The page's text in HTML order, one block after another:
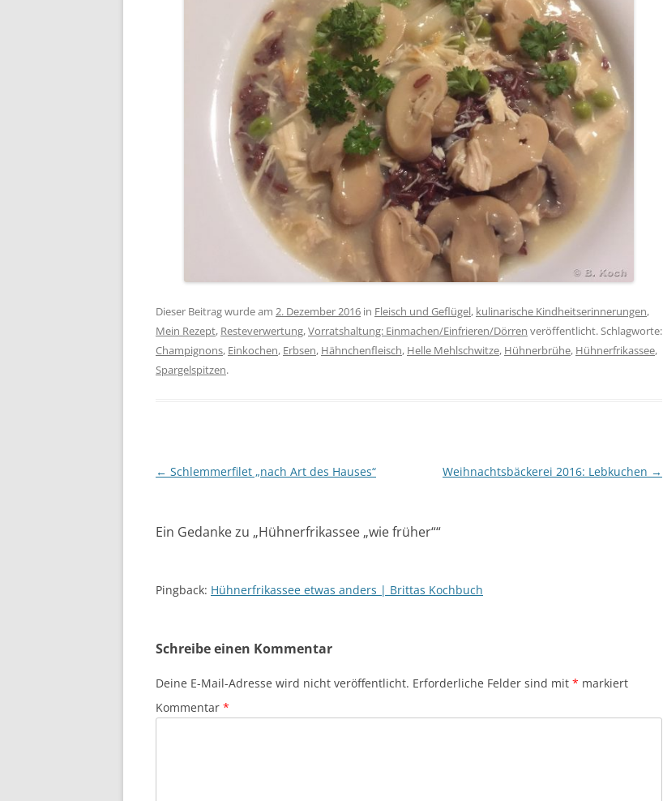
Dieser Beitrag wurde am 2. Dezember 2016 in Fleisch und Geflügel, kulinarische Kindheitserinnerungen,
Mein Rezept, Resteverwertung,Vorratshaltung: Einmachen/Einfrieren/Dörren veröffentlicht. Schlagworte:
Champignons, Einkochen, Erbsen, Hähnchenfleisch, Helle Mehlschwitze, Hühnerbrühe, Hühnerfrikassee,
Spargelspitzen.
Beitragsnavigation
← Schlemmerfilet „nach Art des Hauses“ Weihnachtsbäckerei 2016: Lebkuchen →
Ein Gedanke zu „Hühnerfrikassee „wie früher““
Pingback: Hühnerfrikassee etwas anders | Brittas Kochbuch
Schreibe einen Kommentar
Deine E-Mail-Adresse wird nicht veröffentlicht. Erforderliche Felder sind mit * markiert
Kommentar *